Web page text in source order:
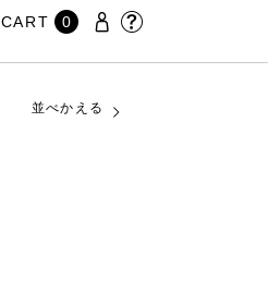
CART 0
並べかえる